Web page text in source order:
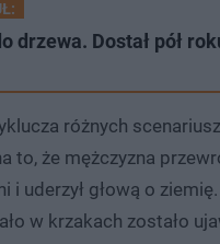
drzewa. Dostał pół
różnych
to, że mężczyzna
i uderzył głową o ziemię.
w krzakach zostało